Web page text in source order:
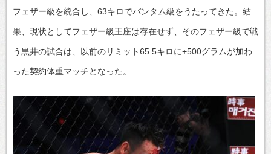
フェザー級を統合し、63キロでバンタム級をうたってきた。結
果、現状としてフェザー級王座は存在せず、そのフェザー級で戦
う黒井の試合は、以前のリミット65.5キロに+500グラムが加わ
った契約体重マッチとなった。